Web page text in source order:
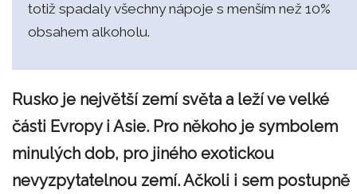
totiž spadaly všechny nápoje s menším než 10%
obsahem alkoholu.
Rusko je největší zemí světa a leží ve velké
části Evropy i Asie. Pro někoho je symbolem
minulých dob, pro jiného exotickou
nevyzpytatelnou zemí. Ačkoli i sem postupně